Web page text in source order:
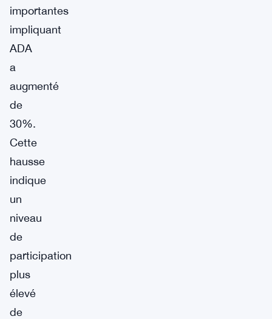
importantes
impliquant
ADA
a
augmenté
de
30%.
Cette
hausse
indique
un
niveau
de
participation
plus
élevé
de